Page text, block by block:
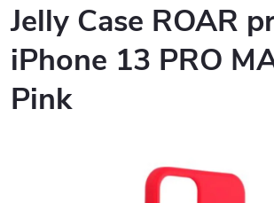
Jelly Case ROAR
iPhone 13 PRO
Pink